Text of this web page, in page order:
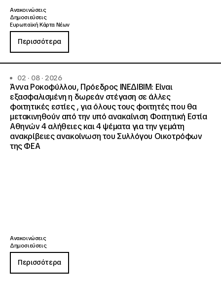
Ανακοινώσεις
Δημοσιεύσεις
Ευρωπαϊκή Κάρτα Νέων
Περισσότερα
02 · 08 · 2026
Άννα Ροκοφύλλου, Πρόεδρος ΙΝΕΔΙΒΙΜ: Είναι
εξασφαλισμένη η δωρεάν στέγαση σε άλλες
φοιτητικές εστίες , για όλους τους φοιτητές που θα
μετακινηθούν από την υπό ανακαίνιση Φοιτητική Εστία
Αθηνών 4 αλήθειες και 4 ψέματα για την γεμάτη
ανακρίβειες ανακοίνωση του Συλλόγου Οικοτρόφων
της ΦΕΑ
Ανακοινώσεις
Δημοσιεύσεις
Περισσότερα